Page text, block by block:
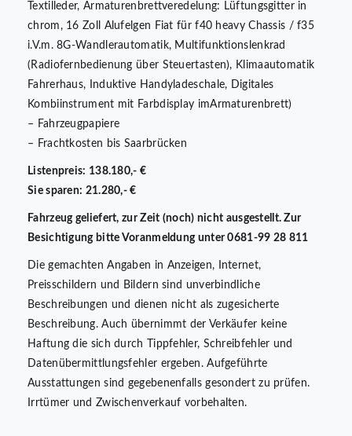
Textilleder, Armaturenbrettveredelung: Lüftungsgitter in
chrom, 16 Zoll Alufelgen Fiat für f40 heavy Chassis / f35
i.V.m. 8G-Wandlerautomatik, Multifunktionslenkrad
(Radiofernbedienung über Steuertasten), Klimaautomatik
Fahrerhaus, Induktive Handyladeschale, Digitales
Kombiinstrument mit Farbdisplay imArmaturenbrett)
– Fahrzeugpapiere
– Frachtkosten bis Saarbrücken
Listenpreis: 138.180,- €
Sie sparen: 21.280,- €
Fahrzeug geliefert, zur Zeit (noch) nicht ausgestellt. Zur
Besichtigung bitte Voranmeldung unter 0681-99 28 811
Die gemachten Angaben in Anzeigen, Internet,
Preisschildern und Bildern sind unverbindliche
Beschreibungen und dienen nicht als zugesicherte
Beschreibung. Auch übernimmt der Verkäufer keine
Haftung die sich durch Tippfehler, Schreibfehler und
Datenübermittlungsfehler ergeben. Aufgeführte
Ausstattungen sind gegebenenfalls gesondert zu prüfen.
Irrtümer und Zwischenverkauf vorbehalten.